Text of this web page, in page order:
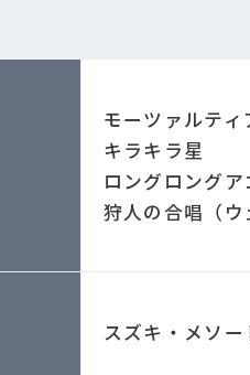
モーツァルティ
キラキラ星
ロングロングア
狩人の合唱（
スズキ・メソ